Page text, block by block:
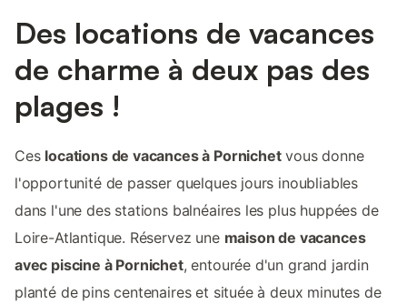
Des locations de vacances
de charme à deux pas des
plages !
Ces locations de vacances à Pornichetvous donne
l'opportunité de passer quelques jours inoubliables
dans l'une des stations balnéaires les plus huppées de
Loire-Atlantique. Réservez une maison de vacances
avec piscine à Pornichet, entourée d'un grand jardin
planté de pins centenaires et située à deux minutes de